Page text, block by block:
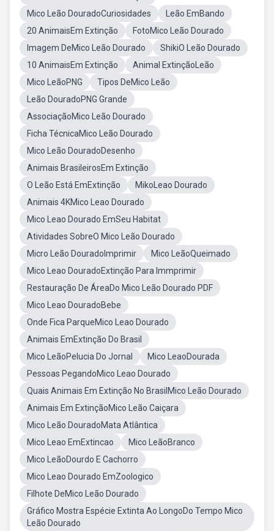
Mico Leão DouradoCuriosidades
Leão EmBando
20 AnimaisEm Extinção
FotoMico Leão Dourado
Imagem DeMico Leão Dourado
ShikiO Leão Dourado
10 AnimaisEm Extinção
Animal ExtinçãoLeão
Mico LeãoPNG
Tipos DeMico Leão
Leão DouradoPNG Grande
AssociaçãoMico Leão Dourado
Ficha TécnicaMico Leão Dourado
Mico Leão DouradoDesenho
Animais BrasileirosEm Extinção
O Leão Está EmExtinção
MikoLeao Dourado
Animais 4KMico Leao Dourado
Mico Leao Dourado EmSeu Habitat
Atividades SobreO Mico Leão Dourado
Micro Leão DouradoImprimir
Mico LeãoQueimado
Mico Leao DouradoExtinção Para Immprimir
Restauração De ÁreaDo Mico Leão Dourado PDF
Mico Leao DouradoBebe
Onde Fica ParqueMico Leao Dourado
Animais EmExtinção Do Brasil
Mico LeãoPelucia Do Jornal
Mico LeaoDourada
Pessoas PegandoMico Leao Dourado
Quais Animais Em Extinção No BrasilMico Leão Dourado
Animais Em ExtinçãoMico Leão Caiçara
Mico Leão DouradoMata Atlântica
Mico Leao EmExtincao
Mico LeãoBranco
Mico LeãoDourdo E Cachorro
Mico Leao Dourado EmZoologico
Filhote DeMico Leão Dourado
Gráfico Mostra Espécie Extinta Ao LongoDo Tempo Mico
Leão Dourado